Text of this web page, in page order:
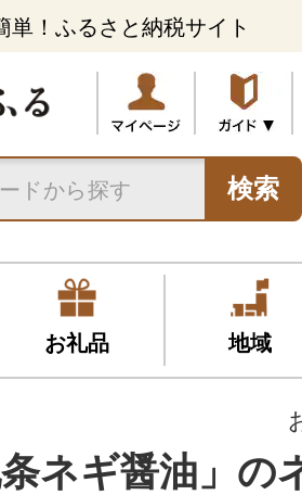
単！ふるさと納税サイト
検索
お礼品 地域
ネギ醤油」の